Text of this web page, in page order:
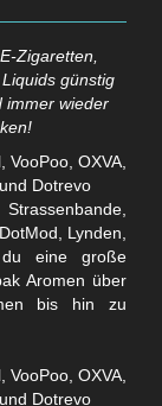
Zigaretten,
günstig
immer wieder
Lynden,
du eine große
Aromen über
bis hin zu